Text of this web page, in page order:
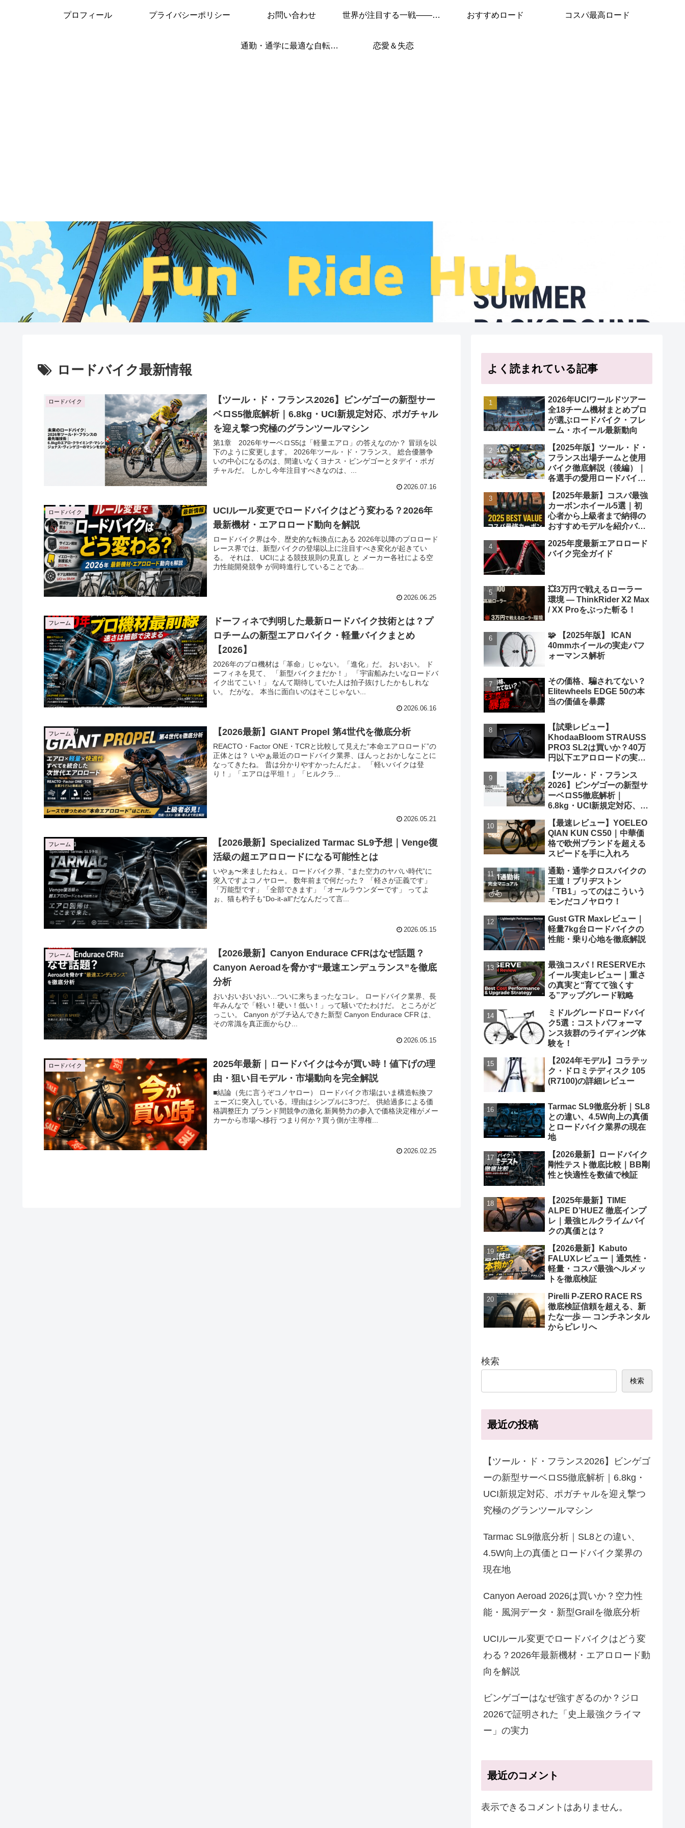
プロフィール プライバシーポリシー お問い合わせ 世界が注目する一戦——このレースを見逃すな！ おすすめロード コスパ最高ロード
通勤・通学に最適な自転車はこれ！ 恋愛＆失恋
ロードバイク最新情報
ロードバイク
【ツール・ド・フランス2026】ビンゲゴーの新型サー
ベロS5徹底解析｜6.8kg・UCI新規定対応、ポガチャル
を迎え撃つ究極のグランツールマシン
第1章 2026年サーベロS5は「軽量エアロ」の答えなのか？ 冒頭を以
下のように変更します。 2026年ツール・ド・フランス。 総合優勝争
いの中心になるのは、間違いなくヨナス・ビンゲゴーとタデイ・ポガ
チャルだ。 しかし今年注目すべきなのは、...
2026.07.16
ロードバイク
UCIルール変更でロードバイクはどう変わる？2026年
最新機材・エアロロード動向を解説
ロードバイク界は今、歴史的な転換点にある 2026年以降のプロロード
レース界では、新型バイクの登場以上に注目すべき変化が起きてい
る。 それは、 UCIによる競技規則の見直し と メーカー各社による空
力性能開発競争 が同時進行していることであ...
2026.06.25
フレーム
ドーフィネで判明した最新ロードバイク技術とは？プ
ロチームの新型エアロバイク・軽量バイクまとめ
【2026】
2026年のプロ機材は「革命」じゃない。「進化」だ。 おいおい。 ド
ーフィネを見て、 「新型バイクまだか！」 「宇宙船みたいなロードバ
イク出てこい！」 なんて期待していた人は拍子抜けしたかもしれな
い。 だがな。 本当に面白いのはそこじゃない...
2026.06.16
フレーム 【2026最新】GIANT Propel 第4世代を徹底分析
REACTO・Factor ONE・TCRと比較して見えた“本命エアロロード”の
正体とは？ いやぁ最近のロードバイク業界、ほんっとおかしなことに
なってきたね。 昔は分かりやすかったんだよ。 「軽いバイクは登
り！」「エアロは平坦！」「ヒルクラ...
2026.05.21
フレーム
【2026最新】Specialized Tarmac SL9予想｜Venge復
活級の超エアロロードになる可能性とは
いやぁ〜来ましたねぇ。ロードバイク界、“また空力のヤバい時代”に
突入ですよコノヤロー。 数年前まで何だった？ 「軽さが正義です」
「万能型です」「全部できます」「オールラウンダーです」 ってよ
ぉ、猫も杓子も“Do-it-all”だなんだって言...
2026.05.15
フレーム
【2026最新】Canyon Endurace CFRはなぜ話題？
Canyon Aeroadを脅かす“最速エンデュランス”を徹底
分析
おいおいおいおい…ついに来ちまったなコレ。 ロードバイク業界、長
年みんなで「軽い！硬い！低い！」って騒いでたわけだ。 ところがど
っこい。 Canyon がブチ込んできた新型 Canyon Endurace CFR は、
その常識を真正面からひ...
2026.05.15
ロードバイク
2025年最新｜ロードバイクは今が買い時！値下げの理
由・狙い目モデル・市場動向を完全解説
■結論（先に言うぞコノヤロー） ロードバイク市場はいま構造転換フ
ェーズに突入している。理由はシンプルに3つだ。 供給過多による価
格調整圧力 ブランド間競争の激化 新興勢力の参入で価格決定権がメー
カーから市場へ移行 つまり何か？買う側が主導権...
2026.02.25
よく読まれている記事
2026年UCIワールドツアー
全18チーム機材まとめプロ
が選ぶロードバイク・フレ
ーム・ホイール最新動向
【2025年版】ツール・ド・
フランス出場チームと使用
バイク徹底解説（後編）｜
各選手の愛用ロードバイク
【2025年最新】コスパ最強
カーボンホイール5選｜初
心者から上級者まで納得の
おすすめモデルを紹介バカ
2025年度最新エアロロード
バイク完全ガイド
💥3万円で戦えるローラー
環境 ― ThinkRider X2 Max
/ XX Proをぶった斬る！
🧩 【2025年版】 ICAN
40mmホイールの実走パフ
ォーマンス解析
その価格、騙されてない？
Elitewheels EDGE 50の本
当の価値を暴露
【試乗レビュー】
KhodaaBloom STRAUSS
PRO3 SL2は買いか？40万
円以下エアロロードの実力
斬る
【ツール・ド・フランス
2026】ビンゲゴーの新型サ
ーベロS5徹底解析｜
6.8kg・UCI新規定対応、ポ
グランツールマシン
【最速レビュー】YOELEO
QIAN KUN CS50｜中華価
格で欧州ブランドを超える
スピードを手に入れろ
通勤・通学クロスバイクの
王道！ブリヂストン
「TB1」ってのはこういう
モンだコノヤロウ！
Gust GTR Maxレビュー｜
軽量7kg台ロードバイクの
性能・乗り心地を徹底解説
最強コスパ！RESERVEホ
イール実走レビュー｜重さ
の真実と“育てて強くす
る”アップグレード戦略
ミドルグレードロードバイ
ク5選：コストパフォーマ
ンス抜群のライディング体
験を！
【2024年モデル】コラテッ
ク・ドロミテディスク 105
(R7100)の詳細レビュー
Tarmac SL9徹底分析｜SL8
との違い、4.5W向上の真価
とロードバイク業界の現在
地
【2026最新】ロードバイク
剛性テスト徹底比較｜BB剛
性と快適性を数値で検証
【2025年最新】TIME
ALPE D’HUEZ 徹底インプ
レ｜最強ヒルクライムバイ
クの真価とは？
【2026最新】Kabuto
FALUXレビュー｜通気性・
軽量・コスパ最強ヘルメッ
トを徹底検証
Pirelli P-ZERO RACE RS
徹底検証信頼を超える、新
たな一歩 ― コンチネンタル
からピレリへ
検索
検索
最近の投稿
【ツール・ド・フランス2026】ビンゲゴ
ーの新型サーベロS5徹底解析｜6.8kg・
UCI新規定対応、ポガチャルを迎え撃つ
究極のグランツールマシン
Tarmac SL9徹底分析｜SL8との違い、
4.5W向上の真価とロードバイク業界の
現在地
Canyon Aeroad 2026は買いか？空力性
能・風洞データ・新型Grailを徹底分析
UCIルール変更でロードバイクはどう変
わる？2026年最新機材・エアロロード動
向を解説
ビンゲゴーはなぜ強すぎるのか？ジロ
2026で証明された「史上最強クライマ
ー」の実力
最近のコメント
表示できるコメントはありません。